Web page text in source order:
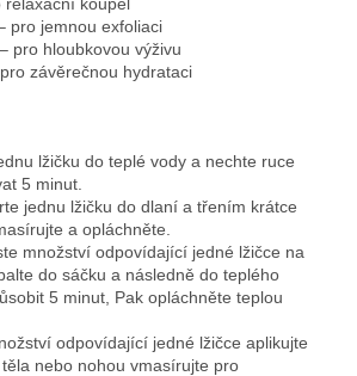
pro jemnou exfoliaci
– pro hloubkovou výživu
závěrečnou hydrataci
lžičku do teplé vody a nechte ruce
5 minut.
jednu lžičku do dlaní a třením krátce
a opláchněte.
množství odpovídající jedné lžičce na
do sáčku a následně do teplého
5 minut , Pak opláchněte teplou
odpovídající jedné lžičce aplikujte
nebo nohou vmasírujte pro